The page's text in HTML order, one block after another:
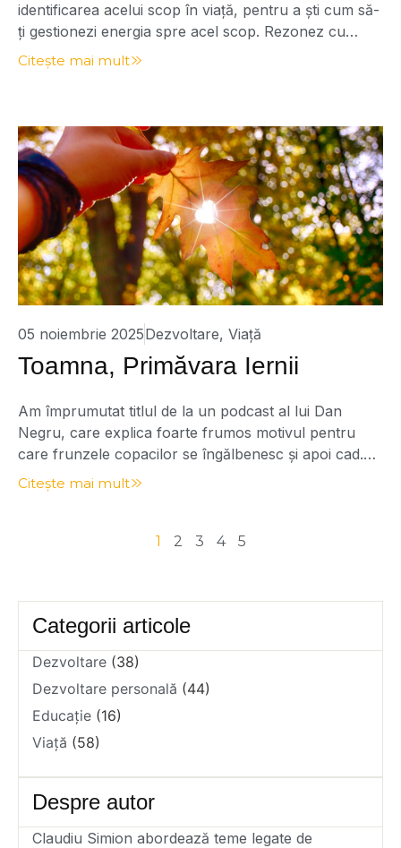
identificarea acelui scop în viață, pentru a ști cum să-
ți gestionezi energia spre acel scop. Rezonez cu
ideea aceasta, pe care am dezvoltat-o într-una dintre
cărțile mele, „Codul Secret al Succesului – Codul
Citește mai mult
05 noiembrie 2025Dezvoltare, Viață
Toamna, Primăvara Iernii
Am împrumutat titlul de la un podcast al lui Dan
Negru, care explica foarte frumos motivul pentru
care frunzele copacilor se îngălbenesc și apoi cad.
Unul dintre primele semne ale pregătirii pentru iarnă
este schimbarea frunzelor. Pe măsură ce zilele se
– pigmentul verde care face posibilă fotosinteza. […]
Citește mai mult
1 2 3 4 5
Categorii articole
Dezvoltare (38)
Dezvoltare personală (44)
Educație (16)
Viață (58)
Despre autor
Claudiu Simion abordează teme legate de